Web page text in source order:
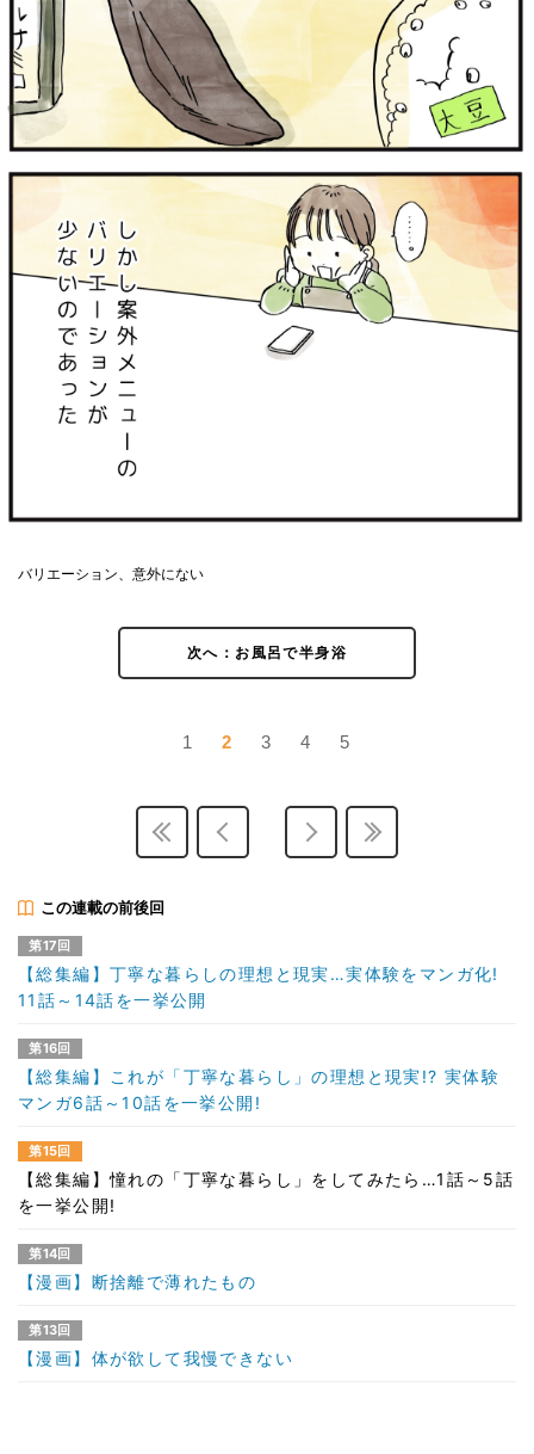
バリエーション、意外にない
次へ：お風呂で半身浴
1 2 3 4 5
この連載の前後回
第17回
【総集編】丁寧な暮らしの理想と現実…実体験をマンガ化!
11話～14話を一挙公開
第16回
【総集編】これが「丁寧な暮らし」の理想と現実!? 実体験
マンガ6話～10話を一挙公開!
第15回
【総集編】憧れの「丁寧な暮らし」をしてみたら…1話～5話
を一挙公開!
第14回
【漫画】断捨離で薄れたもの
第13回
【漫画】体が欲して我慢できない